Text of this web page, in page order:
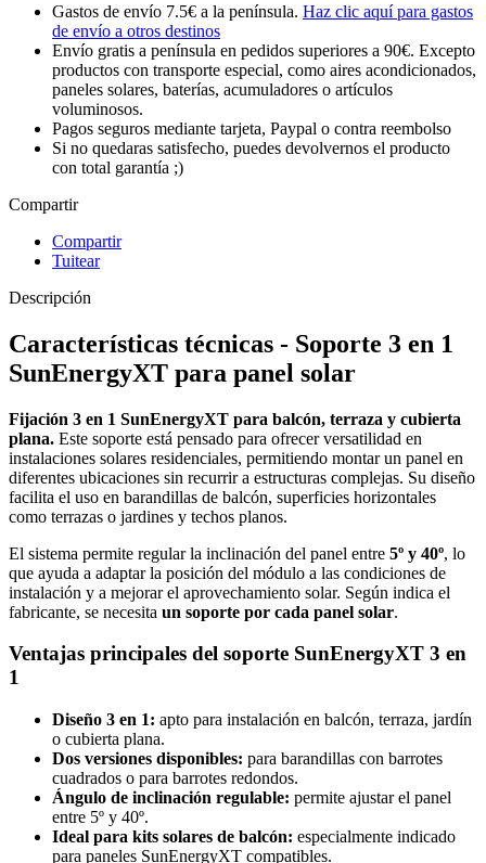
Gastos de envío 7.5€ a la península. Haz clic aquí para gastos
de envío a otros destinos
Envío gratis a península en pedidos superiores a 90€. Excepto
productos con transporte especial, como aires acondicionados,
paneles solares, baterías, acumuladores o artículos
voluminosos.
Pagos seguros mediante tarjeta, Paypal o contra reembolso
Si no quedaras satisfecho, puedes devolvernos el producto
con total garantía ;)
Compartir
Compartir
Tuitear
Descripción
Características técnicas - Soporte 3 en 1
SunEnergyXT para panel solar
Fijación 3 en 1 SunEnergyXT para balcón, terraza y cubierta
plana. Este soporte está pensado para ofrecer versatilidad en
instalaciones solares residenciales, permitiendo montar un panel en
diferentes ubicaciones sin recurrir a estructuras complejas. Su diseño
facilita el uso en barandillas de balcón, superficies horizontales
como terrazas o jardines y techos planos.
El sistema permite regular la inclinación del panel entre 5º y 40º, lo
que ayuda a adaptar la posición del módulo a las condiciones de
instalación y a mejorar el aprovechamiento solar. Según indica el
fabricante, se necesita un soporte por cada panel solar.
Ventajas principales del soporte SunEnergyXT 3 en
1
Diseño 3 en 1: apto para instalación en balcón, terraza, jardín
o cubierta plana.
Dos versiones disponibles: para barandillas con barrotes
cuadrados o para barrotes redondos.
Ángulo de inclinación regulable: permite ajustar el panel
entre 5º y 40º.
Ideal para kits solares de balcón: especialmente indicado
para paneles SunEnergyXT compatibles.